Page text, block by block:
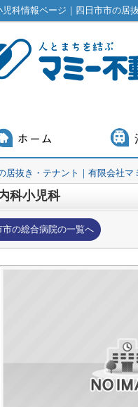
児科情報ページ｜四日市市の居
居抜き・テナント｜有限会社マ
科小児科
市の総合病院の一覧へ